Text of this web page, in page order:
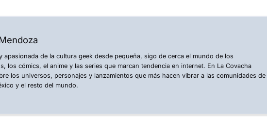
apasionada de la cultura geek desde pequeña, sigo de cerca el mundo de los
los cómics, el anime y las series que marcan tendencia en internet. En La Covacha
los universos, personajes y lanzamientos que más hacen vibrar a las comunidades de
y el resto del mundo.